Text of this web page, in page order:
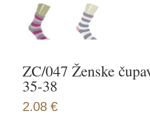
ZC/047 Ženske
35-38
2.08 €